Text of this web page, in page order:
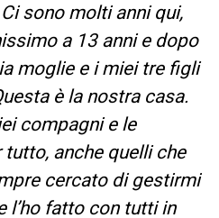
sono molti anni qui,
a 13 anni e dopo
moglie e i miei tre figli
è la nostra casa.
compagni e le
anche quelli che
cercato di gestirmi
l’ho fatto con tutti in